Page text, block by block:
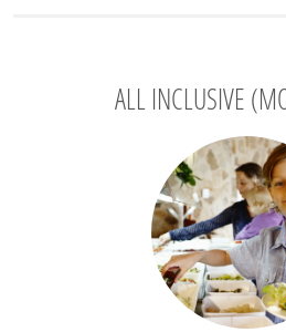
ALL INCLUSIVE